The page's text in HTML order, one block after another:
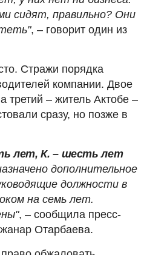
сидят, правильно? Они
, – говорит один из
Стражи порядка
компании. Двое
третий – житель Актобе –
сразу, но позже в
лет, К. – шесть лет
дополнительное
должности в
на семь лет.
, – сообщила пресс-
Отарбаева.